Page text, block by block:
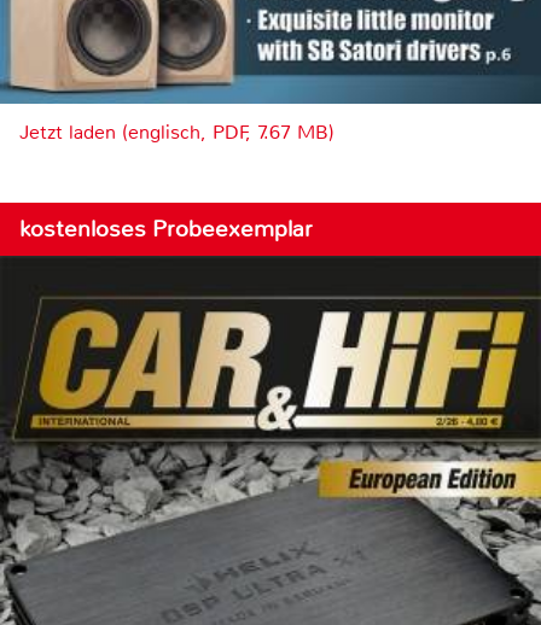
Jetzt laden (englisch, PDF, 7.67 MB)
kostenloses Probeexemplar